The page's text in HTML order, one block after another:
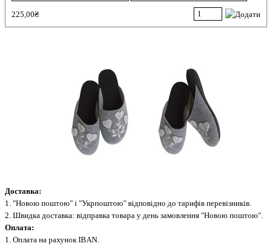
225,00₴
Доставка:
1. "Новою поштою" і "Укрпоштою" відповідно до тарифів перевізників.
2. Швидка доставка: відправка товара у день замовлення "Новою поштою".
Оплата:
1. Оплата на рахунок IBAN.